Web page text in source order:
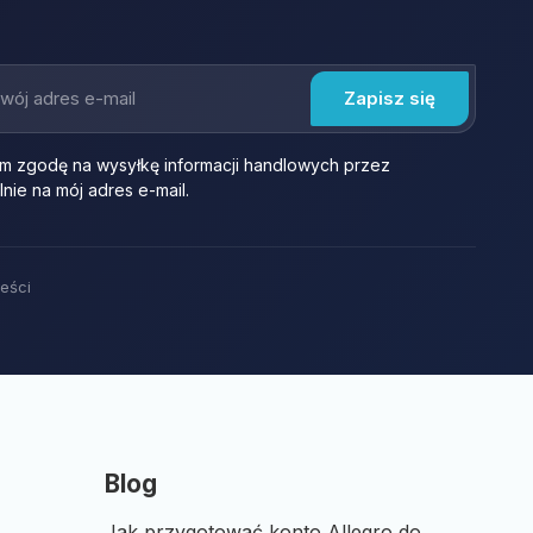
zgodę na wysyłkę informacji handlowych przez
na mój adres e-mail.
Blog